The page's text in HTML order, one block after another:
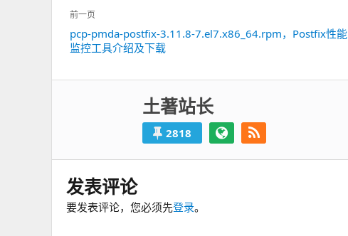
文
章
导
前一页
上
一
pcp-pmda-postfix-3.11.8-7.el7.x86_64.rpm，Postfix性能
监控工具介绍及下载
土著站长
2818
发表评论
要发表评论，您必须先登录。